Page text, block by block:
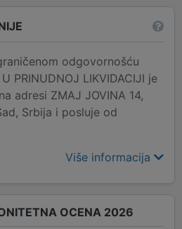
odgovornošću
PRINUDNOJ LIKVIDACIJI je
adresi ZMAJ JOVINA 14,
Srbija i posluje od
Više informacija
OCENA 2026